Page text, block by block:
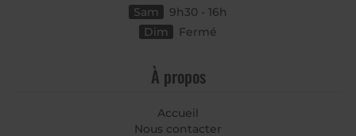
Sam
9h30 - 16h
Dim
Fermé
À propos
Accueil
Nous contacter